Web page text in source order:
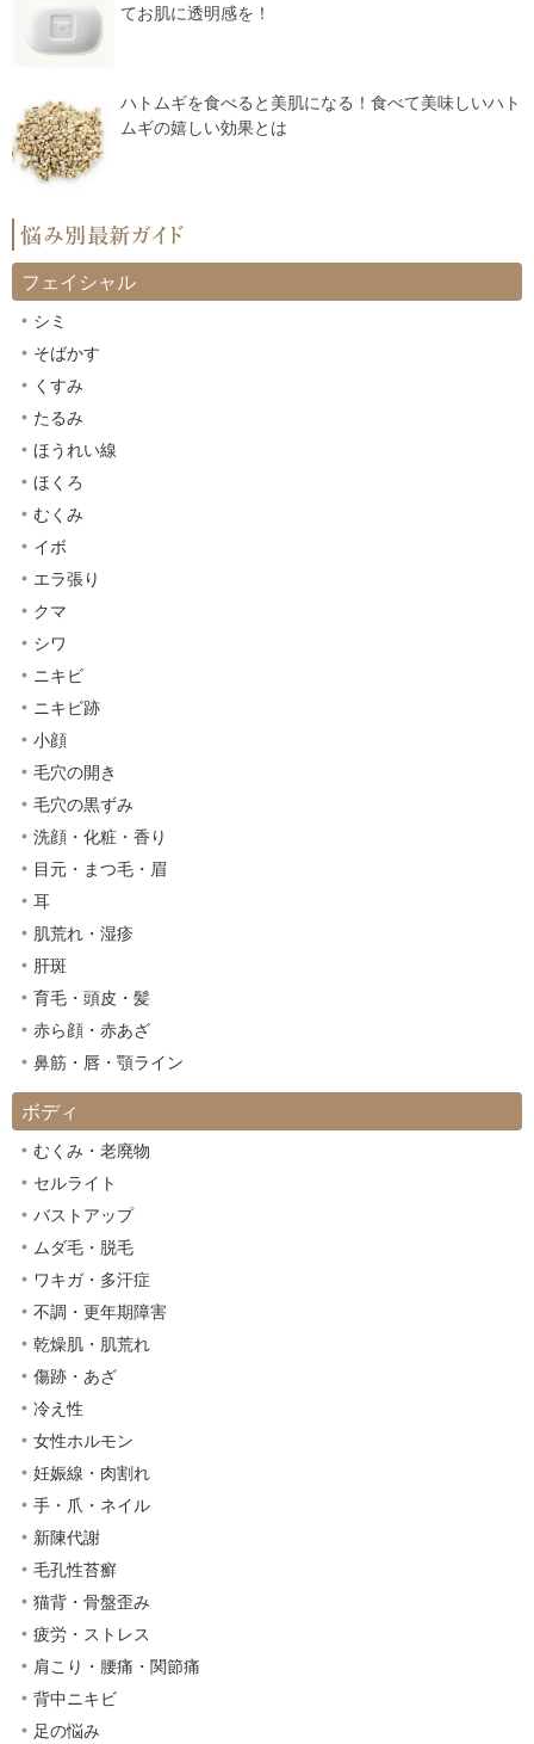
てお肌に透明感を！
ハトムギを食べると美肌になる！食べて美味しいハト
ムギの嬉しい効果とは
フェイシャル
シミ
そばかす
くすみ
たるみ
ほうれい線
ほくろ
むくみ
イボ
エラ張り
クマ
シワ
ニキビ
ニキビ跡
小顔
毛穴の開き
毛穴の黒ずみ
洗顔・化粧・香り
目元・まつ毛・眉
耳
肌荒れ・湿疹
肝斑
育毛・頭皮・髪
赤ら顔・赤あざ
鼻筋・唇・顎ライン
ボディ
むくみ・老廃物
セルライト
バストアップ
ムダ毛・脱毛
ワキガ・多汗症
不調・更年期障害
乾燥肌・肌荒れ
傷跡・あざ
冷え性
女性ホルモン
妊娠線・肉割れ
手・爪・ネイル
新陳代謝
毛孔性苔癬
猫背・骨盤歪み
疲労・ストレス
肩こり・腰痛・関節痛
背中ニキビ
足の悩み